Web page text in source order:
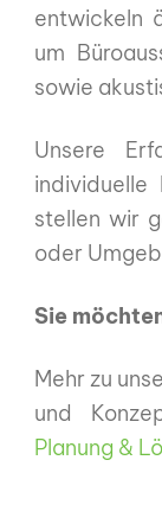
entwickeln
um
sowie
Unsere
individuelle
stellen wir
oder
Sie
Mehr zu
und
Planung &